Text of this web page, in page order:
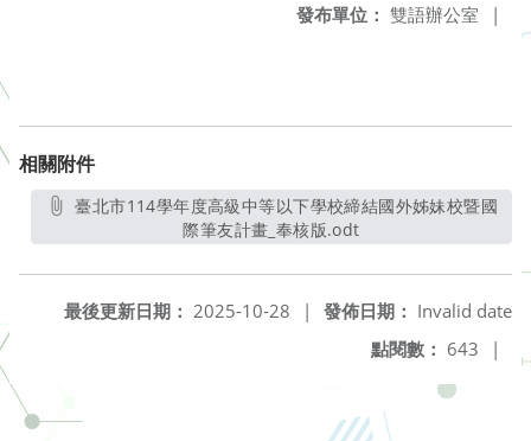
發布單位： 雙語辦公室 |
相關附件
臺北市114學年度高級中等以下學校締結國外姊妹校暨國
際筆友計畫_奉核版.odt
發佈日期： Invalid date
最後更新日期： 2025-10-28
|
點閱數： 643 |